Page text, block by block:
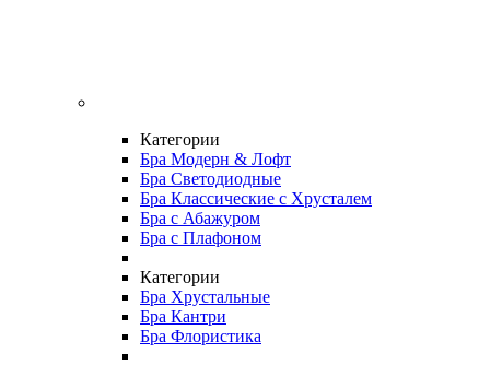
Категории
Бра Модерн & Лофт
Бра Светодиодные
Бра Классические с Хрусталем
Бра с Абажуром
Бра с Плафоном
Категории
Бра Хрустальные
Бра Кантри
Бра Флористика